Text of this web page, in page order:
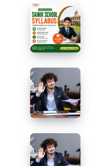
Excellence
with
Expert
Guidance
Which
Topics
Should
You
Prioritize
in
the
AISSEE
Syllabus?
How
to
Find
Someone
to
Do
My
Assignment
How
to